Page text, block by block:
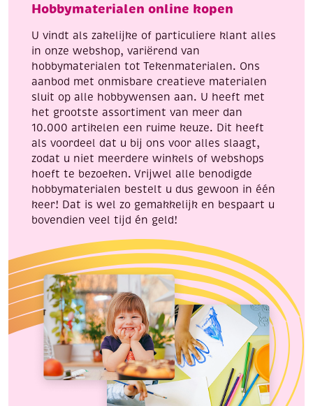
Hobbymaterialen online kopen
U vindt als zakelijke of particuliere klant alles
in onze webshop, variërend van
hobbymaterialen tot Tekenmaterialen. Ons
aanbod met onmisbare creatieve materialen
sluit op alle hobbywensen aan. U heeft met
het grootste assortiment van meer dan
10.000 artikelen een ruime keuze. Dit heeft
als voordeel dat u bij ons voor alles slaagt,
zodat u niet meerdere winkels of webshops
hoeft te bezoeken. Vrijwel alle benodigde
hobbymaterialen bestelt u dus gewoon in één
keer! Dat is wel zo gemakkelijk en bespaart u
bovendien veel tijd én geld!